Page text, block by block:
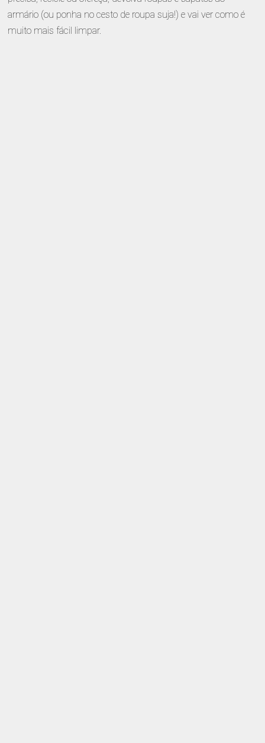
armário (ou ponha no cesto de roupa suja!) e vai ver como é
muito mais fácil limpar.